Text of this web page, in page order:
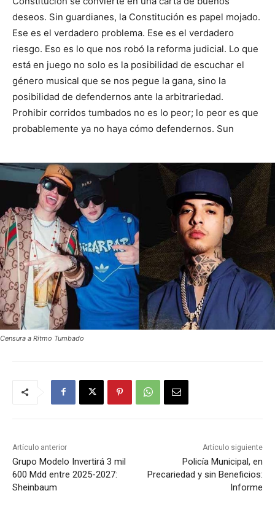
deseos. Sin guardianes, la Constitución es papel mojado.
Ese es el verdadero problema. Ese es el verdadero
riesgo. Eso es lo que nos robó la reforma judicial. Lo que
está en juego no solo es la posibilidad de escuchar el
género musical que se nos pegue la gana, sino la
posibilidad de defendernos ante la arbitrariedad.
Prohibir corridos tumbados no es lo peor; lo peor es que
probablemente ya no haya cómo defendernos. Sun
Censura a Ritmo Tumbado
Artículo anterior
Grupo Modelo Invertirá 3 mil
600 Mdd entre 2025-2027:
Sheinbaum
Artículo siguiente
Policía Municipal, en
Precariedad y sin Beneficios:
Informe